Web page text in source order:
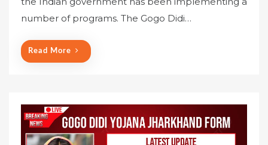
e
d
number of programs. The Gogo Didi…
Read More